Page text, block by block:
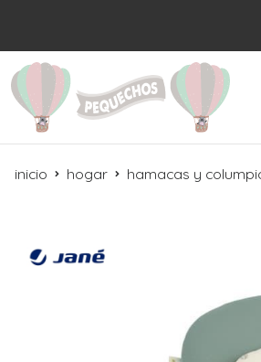
inicio hogar hamacas y